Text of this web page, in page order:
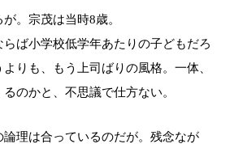
。宗茂は当時8歳。
ば小学校低学年あたりの子どもだろ
りも、もう上司ばりの風格。一体、
のかと、不思議で仕方ない。
理は合っているのだが。残念なが